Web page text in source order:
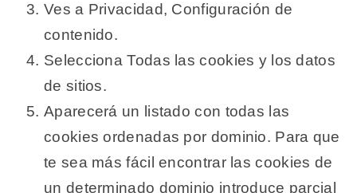
Ves a Privacidad, Configuración de
contenido.
Selecciona Todas las cookies y los datos
de sitios.
Aparecerá un listado con todas las
cookies ordenadas por dominio. Para que
te sea más fácil encontrar las cookies de
un determinado dominio introduce parcial